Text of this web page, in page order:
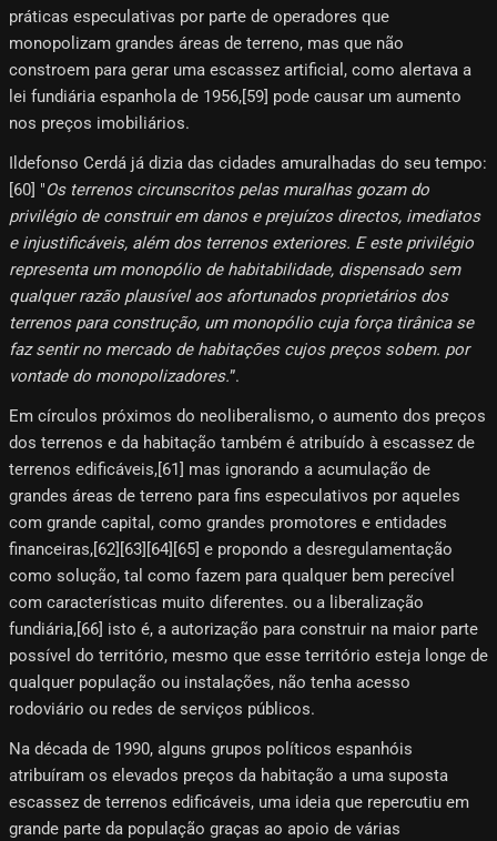
práticas especulativas por parte de operadores que
monopolizam grandes áreas de terreno, mas que não
constroem para gerar uma escassez artificial, como alertava a
lei fundiária espanhola de 1956,[59]​ pode causar um aumento
nos preços imobiliários.
Ildefonso Cerdá já dizia das cidades amuralhadas do seu tempo:
[60]​ "Os terrenos circunscritos pelas muralhas gozam do
privilégio de construir em danos e prejuízos directos, imediatos
e injustificáveis, além dos terrenos exteriores. E este privilégio
representa um monopólio de habitabilidade, dispensado sem
qualquer razão plausível aos afortunados proprietários dos
terrenos para construção, um monopólio cuja força tirânica se
faz sentir no mercado de habitações cujos preços sobem. por
vontade do monopolizadores.”.
Em círculos próximos do neoliberalismo, o aumento dos preços
dos terrenos e da habitação também é atribuído à escassez de
terrenos edificáveis,[61]​ mas ignorando a acumulação de
grandes áreas de terreno para fins especulativos por aqueles
com grande capital, como grandes promotores e entidades
financeiras,[62][63][64][65] e propondo a desregulamentação
como solução, tal como fazem para qualquer bem perecível
com características muito diferentes. ou a liberalização
fundiária,[66]​ isto é, a autorização para construir na maior parte
possível do território, mesmo que esse território esteja longe de
qualquer população ou instalações, não tenha acesso
rodoviário ou redes de serviços públicos.
Na década de 1990, alguns grupos políticos espanhóis
atribuíram os elevados preços da habitação a uma suposta
escassez de terrenos edificáveis, uma ideia que repercutiu em
grande parte da população graças ao apoio de várias